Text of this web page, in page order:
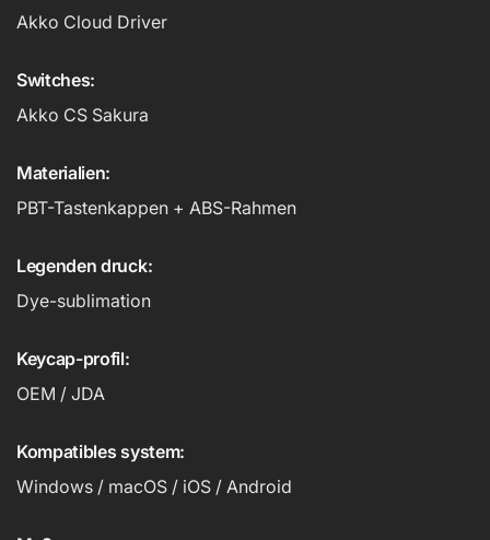
Akko Cloud Driver
Switches:
Akko CS Sakura
Materialien:
PBT-Tastenkappen + ABS-Rahmen
Legenden druck:
Dye-sublimation
Keycap-profil:
OEM / JDA
Kompatibles system:
Windows / macOS / iOS / Android